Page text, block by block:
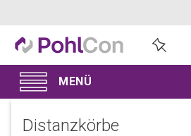
Distanzkörbe